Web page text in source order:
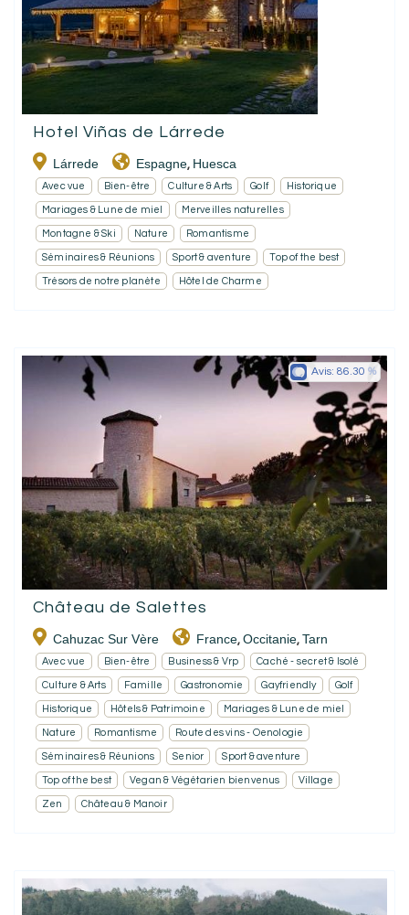
Hotel Viñas de Lárrede
Lárrede Espagne, Huesca
Avec vue Bien-être Culture & Arts Golf Historique
Mariages & Lune de miel Merveilles naturelles
Montagne & Ski Nature Romantisme
Séminaires & Réunions Sport & aventure Top of the best
Trésors de notre planète Hôtel de Charme
Château de Salettes
Cahuzac Sur Vère France, Occitanie, Tarn
Avis: 86.30
Avec vue Bien-être Business & Vrp Caché - secret & Isolé
Culture & Arts Famille Gastronomie Gayfriendly Golf
Historique Hôtels & Patrimoine Mariages & Lune de miel
Nature Romantisme Route des vins - Oenologie
Séminaires & Réunions Senior Sport & aventure
Top of the best Vegan & Végétarien bienvenus Village
Zen Château & Manoir